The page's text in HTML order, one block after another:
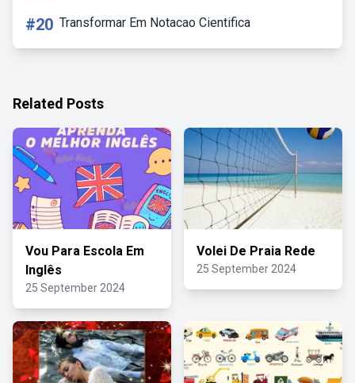
#20 Transformar Em Notacao Cientifica
Related Posts
Vou Para Escola Em
Inglês
25 September 2024
Volei De Praia Rede
25 September 2024